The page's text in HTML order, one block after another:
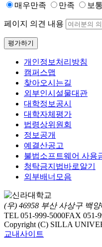
매우만족 만족 보통
페이지 의견 내용
평가하기
개인정보처리방침
캠퍼스맵
찾아오시는길
외부인시설물대관
대학정보공시
대학자체평가
법령상위원회
정보공개
예결산공고
불법소프트웨어 사용
청탁금지법바로알기
외부배너모음
(우) 46958 부산 사상구 백
TEL 051-999-5000FAX 051-
Copyright (C) SILLA
교내사이트